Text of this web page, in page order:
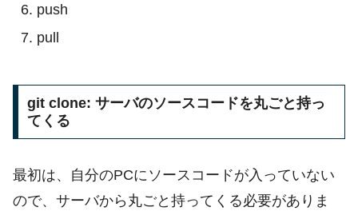
push
pull
git clone: サーバのソースコードを丸ごと持っ
てくる
最初は、自分のPCにソースコードが入っていない
ので、サーバから丸ごと持ってくる必要がありま